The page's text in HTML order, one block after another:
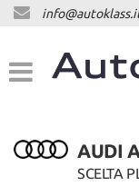
HOME
LISTA VEICOLI
AUDI
SCELTA